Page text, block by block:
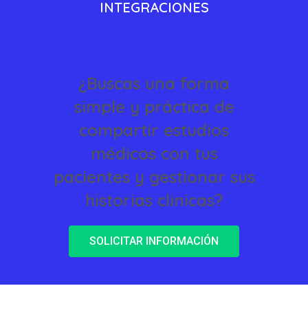
INTEGRACIONES
¿Buscas una forma
simple y práctica de
compartir estudios
médicos con tus
pacientes y gestionar sus
historias clinicas?
SOLICITAR INFORMACIÓN